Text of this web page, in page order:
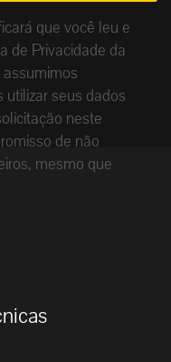
que você leu e
de Privacidade da
assumimos
seus dados
neste
de não
mesmo que